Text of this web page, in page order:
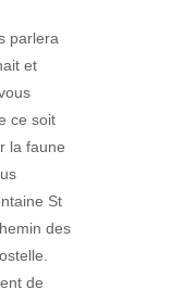
parlera
et
ce soit
la faune
St
des
de